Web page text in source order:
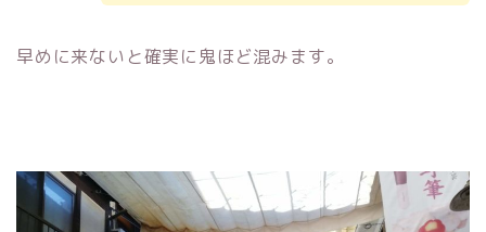
早めに来ないと確実に鬼ほど混みます。